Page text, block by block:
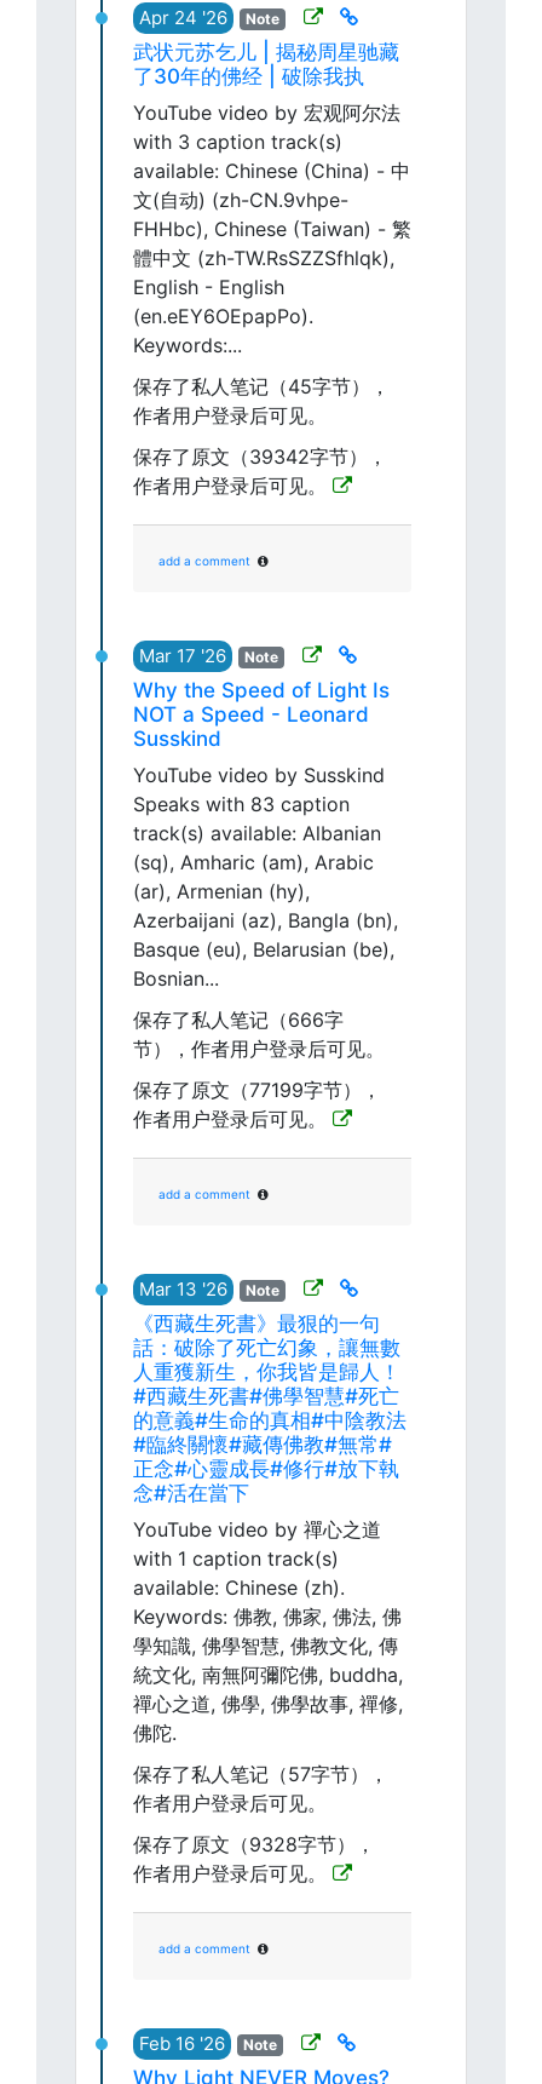
Apr 24 '26 Note
武状元苏乞儿 | 揭秘周星驰藏
了30年的佛经 | 破除我执
YouTube video by 宏观阿尔法
with 3 caption track(s)
available: Chinese (China) - 中
文(自动) (zh-CN.9vhpe-
FHHbc), Chinese (Taiwan) - 繁
體中文 (zh-TW.RsSZZSfhlqk),
English - English
(en.eEY6OEpapPo).
Keywords:...
保存了私人笔记（45字节），
作者用户登录后可见。
保存了原文（39342字节），
作者用户登录后可见。
add a comment
Mar 17 '26 Note
Why the Speed of Light Is
NOT a Speed - Leonard
Susskind
YouTube video by Susskind
Speaks with 83 caption
track(s) available: Albanian
(sq), Amharic (am), Arabic
(ar), Armenian (hy),
Azerbaijani (az), Bangla (bn),
Basque (eu), Belarusian (be),
Bosnian...
保存了私人笔记（666字
节），作者用户登录后可见。
保存了原文（77199字节），
作者用户登录后可见。
add a comment
Mar 13 '26 Note
《西藏生死書》最狠的一句
話：破除了死亡幻象，讓無數
人重獲新生，你我皆是歸人！
#西藏生死書#佛學智慧#死亡
的意義#生命的真相#中陰教法
#臨終關懷#藏傳佛教#無常#
正念#心靈成長#修行#放下執
念#活在當下
YouTube video by 禪心之道
with 1 caption track(s)
available: Chinese (zh).
Keywords: 佛教, 佛家, 佛法, 佛
學知識, 佛學智慧, 佛教文化, 傳
統文化, 南無阿彌陀佛, buddha,
禪心之道, 佛學, 佛學故事, 禪修,
佛陀.
保存了私人笔记（57字节），
作者用户登录后可见。
保存了原文（9328字节），
作者用户登录后可见。
add a comment
Feb 16 '26 Note
Why Light NEVER Moves?